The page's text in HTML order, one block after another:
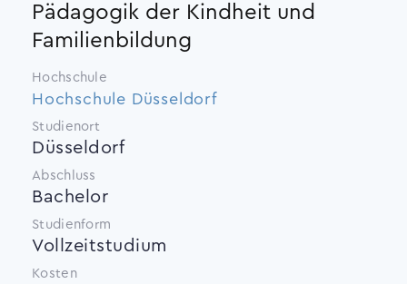
Pädagogik der Kindheit und
Familienbildung
Hochschule
Hochschule Düsseldorf
Studienort
Düsseldorf
Abschluss
Bachelor
Studienform
Vollzeitstudium
Kosten